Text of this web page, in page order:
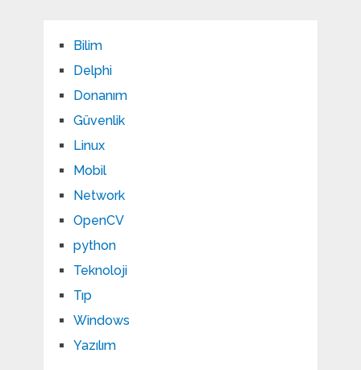
Bilim
Delphi
Donanım
Güvenlik
Linux
Mobil
Network
OpenCV
python
Teknoloji
Tıp
Windows
Yazılım